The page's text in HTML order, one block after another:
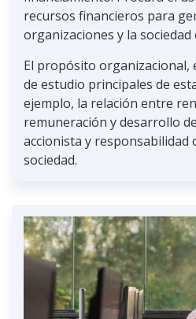
recursos financieros para
organizaciones y la sociedad
El propósito organizacional,
de estudio principales de
ejemplo, la relación entre
remuneración y desarrollo
accionista y responsabilidad
sociedad.